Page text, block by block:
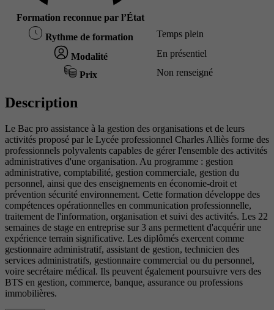
Formation reconnue par l’État
Rythme de formation Temps plein
Modalité En présentiel
Prix Non renseigné
Description
Le Bac pro assistance à la gestion des organisations et de leurs
activités proposé par le Lycée professionnel Charles Alliès forme des
professionnels polyvalents capables de gérer l'ensemble des activités
administratives d'une organisation. Au programme : gestion
administrative, comptabilité, gestion commerciale, gestion du
personnel, ainsi que des enseignements en économie-droit et
prévention sécurité environnement. Cette formation développe des
compétences opérationnelles en communication professionnelle,
traitement de l'information, organisation et suivi des activités. Les 22
semaines de stage en entreprise sur 3 ans permettent d'acquérir une
expérience terrain significative. Les diplômés exercent comme
gestionnaire administratif, assistant de gestion, technicien des
services administratifs, gestionnaire commercial ou du personnel,
voire secrétaire médical. Ils peuvent également poursuivre vers des
BTS en gestion, commerce, banque, assurance ou professions
immobilières.